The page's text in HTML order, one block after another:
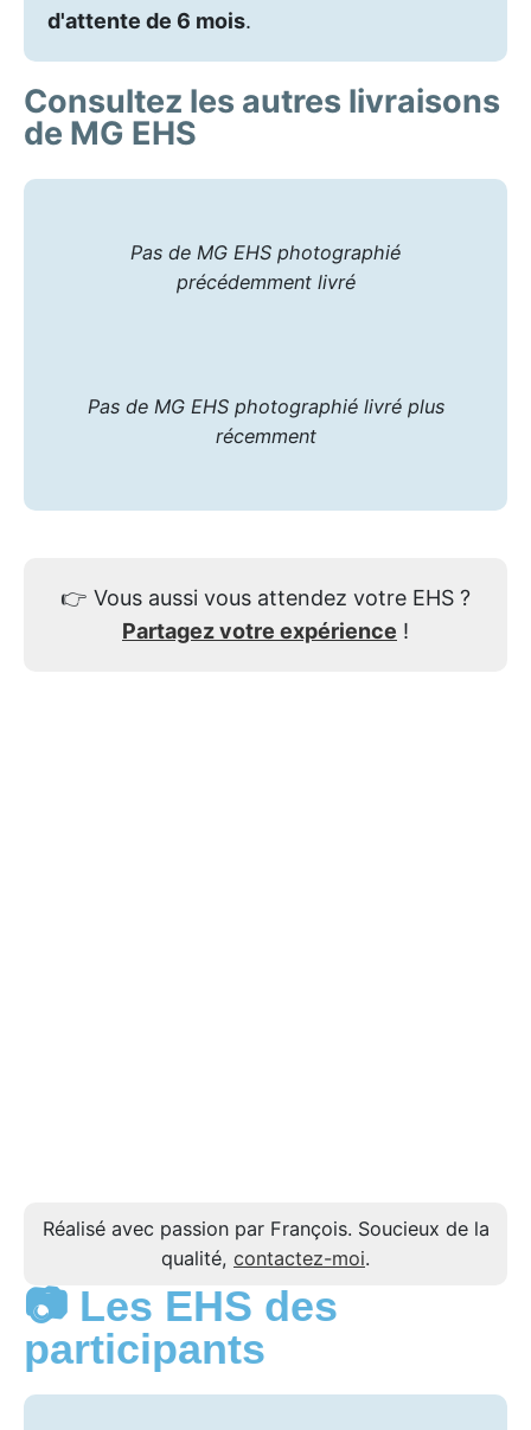
d'attente de 6 mois.
Consultez les autres livraisons
de MG EHS
Pas de MG EHS photographié
précédemment livré
Pas de MG EHS photographié livré plus
récemment
👉 Vous aussi vous attendez votre EHS ?
Partagez votre expérience !
Réalisé avec passion par François. Soucieux de la
qualité, contactez-moi.
📷 Les EHS des
participants